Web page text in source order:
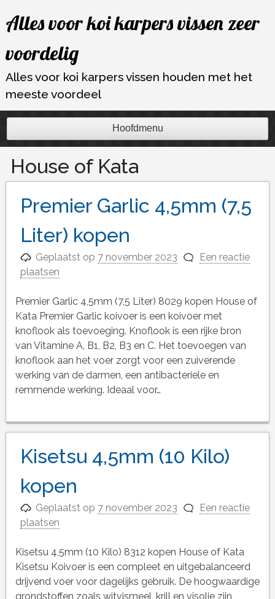
naar
inhoud
Alles voor koi karpers vissen zeer
voordelig
Alles voor koi karpers vissen houden met het
meeste voordeel
Hoofdmenu
House of Kata
Premier Garlic 4,5mm (7,5
Liter) kopen
Geplaatst op 7 november 2023
Een reactie
plaatsen
Premier Garlic 4,5mm (7,5 Liter) 8029 kopen House of
Kata Premier Garlic koivoer is een koivoer met
knoflook als toevoeging. Knoflook is een rijke bron
van Vitamine A, B1, B2, B3 en C. Het toevoegen van
knoflook aan het voer zorgt voor een zuiverende
werking van de darmen, een antibacteriele en
remmende werking. Ideaal voor…
Kisetsu 4,5mm (10 Kilo)
kopen
Geplaatst op 7 november 2023
Een reactie
plaatsen
Kisetsu 4,5mm (10 Kilo) 8312 kopen House of Kata
Kisetsu Koivoer is een compleet en uitgebalanceerd
drijvend voer voor dagelijks gebruik. De hoogwaardige
grondstoffen zoals witvismeel, krill en visolie zijn